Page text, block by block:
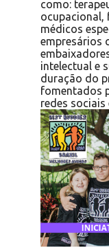
como:
ocupacional,
médicos
empresários
intelectual e
duração do
fomentados
redes sociais